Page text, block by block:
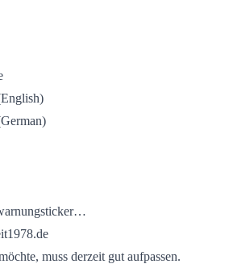
muss derzeit gut aufpassen.